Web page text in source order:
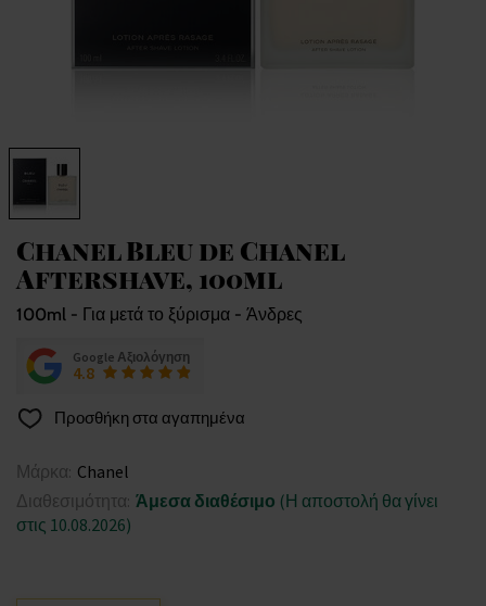
Chanel Bleu de Chanel
Aftershave, 100ml
100ml - Για μετά το ξύρισμα - Άνδρες
Google Αξιολόγηση
4.8
Προσθήκη στα αγαπημένα
Μάρκα: Chanel
Διαθεσιμότητα: Άμεσα διαθέσιμο (Η αποστολή θα γίνει
στις 10.08.2026)